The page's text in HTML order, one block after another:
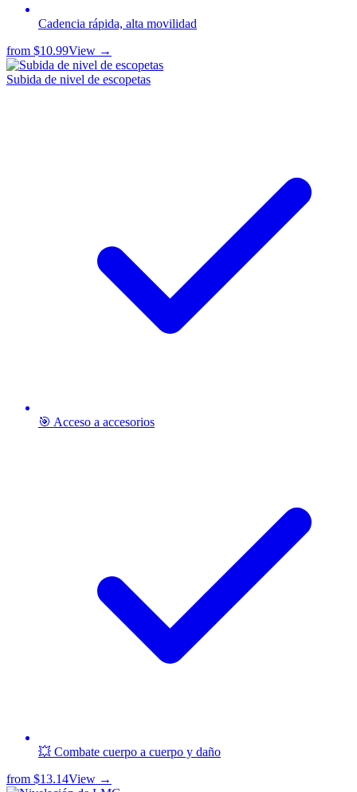
Cadencia rápida, alta movilidad
from $10.99View →
Subida de nivel de escopetas
🎯 Acceso a accesorios
💥 Combate cuerpo a cuerpo y daño
from $13.14View →